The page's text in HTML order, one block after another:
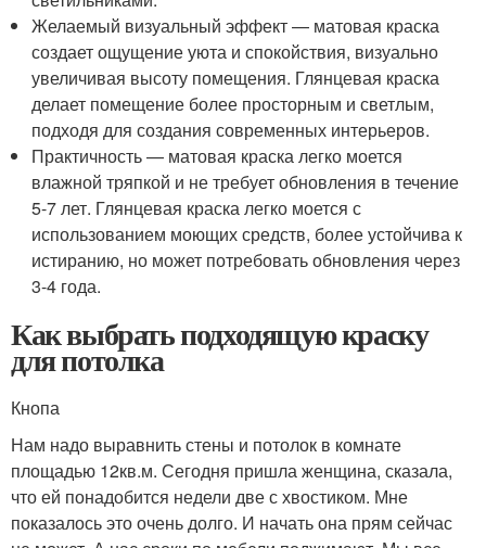
Желаемый визуальный эффект — матовая краска
создает ощущение уюта и спокойствия, визуально
увеличивая высоту помещения. Глянцевая краска
делает помещение более просторным и светлым,
подходя для создания современных интерьеров.
Практичность — матовая краска легко моется
влажной тряпкой и не требует обновления в течение
5-7 лет. Глянцевая краска легко моется с
использованием моющих средств, более устойчива к
истиранию, но может потребовать обновления через
3-4 года.
Как выбрать подходящую краску
для потолка
Кнопа
Нам надо выравнить стены и потолок в комнате
площадью 12кв.м. Сегодня пришла женщина, сказала,
что ей понадобится недели две с хвостиком. Мне
показалось это очень долго. И начать она прям сейчас